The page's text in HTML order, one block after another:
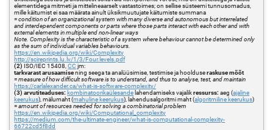
elementidega mitmeti ja mittelineaarselt vastastoimes; on sellise süsteemi tunnusomadus,
mille käitumist ei saa määrata ainult üksikmuutujate käitumiste summana
=condition of an organizational system with many diverse and autonomous but interrelated
and interdependent components or parts where those parts interact with each other and with
external elements in multiple end non-linear ways
Note. Complexity is the characteristic of a system where behaviour cannot be determined only
as the sum of individual variables behaviours.
https://en.wikipedia.org/wiki/Complexity
http://scireprints.lu.lv/1/3/Four.levels.pdf
(2) ISO/IEC 15408,CC jm:
tarkvarast arusaamisening seega ta analüüsimise, testimise ja hoolduseraskuse mõõt
=measure of how difficult software is to understand, and thus to analyse, test, and maintain
https://carlalexander.ca/what-is-software-complexity/
(3) arvutiteaduses: kombinatoorikaülesande lahendamiseks vajalikressurss: aeg (ajaline
keerukus), mälumaht (mahuline keerukus), lahendusalgoritmi maht (algoritmiline keerukus)
=amount of resources needed for solving a combinatorial problem
https://en.wikipedia.org/wiki/Computational_complexity
https://medium.com/the-ultimate-engineer/what-is-computational-complexity-
66722cd5f8dd